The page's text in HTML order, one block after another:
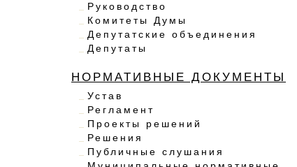
Руководство
Комитеты Думы
Депутатские объединения
Депутаты
НОРМАТИВНЫЕ ДОКУМЕНТЫ
Устав
Регламент
Проекты решений
Решения
Публичные слушания